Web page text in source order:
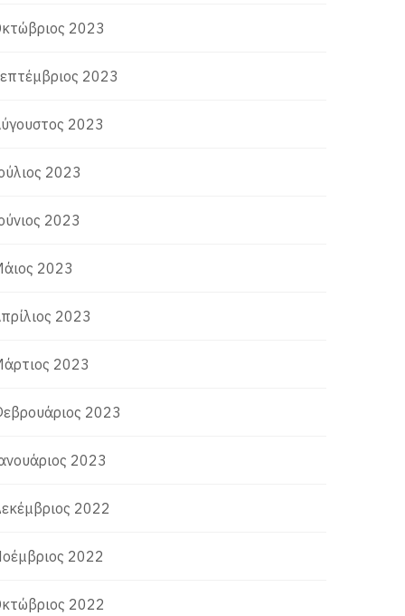
2023
2023
2023
2023
2023
2023
2023
2023
2023
2023
2022
2022
2022